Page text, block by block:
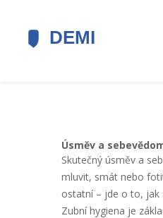
Úsměv a
Skutečný úsměv a
mluvit, smát nebo
ostatní – jde o to, jak
Zubní hygiena je